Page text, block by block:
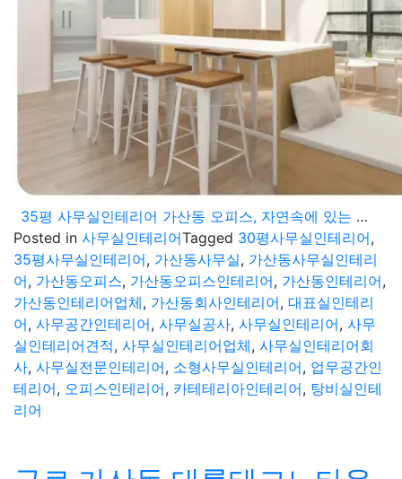
35평 사무실인테리어 가산동 오피스, 자연속에 있는 듯한 편안함
Posted in 사무실인테리어Tagged 30평사무실인테리어,
35평사무실인테리어, 가산동사무실, 가산동사무실인테리
어, 가산동오피스, 가산동오피스인테리어, 가산동인테리어,
가산동인테리어업체, 가산동회사인테리어, 대표실인테리
어, 사무공간인테리어, 사무실공사, 사무실인테리어, 사무
실인테리어견적, 사무실인테리어업체, 사무실인테리어회
사, 사무실전문인테리어, 소형사무실인테리어, 업무공간인
테리어, 오피스인테리어, 카테테리아인테리어, 탕비실인테
리어